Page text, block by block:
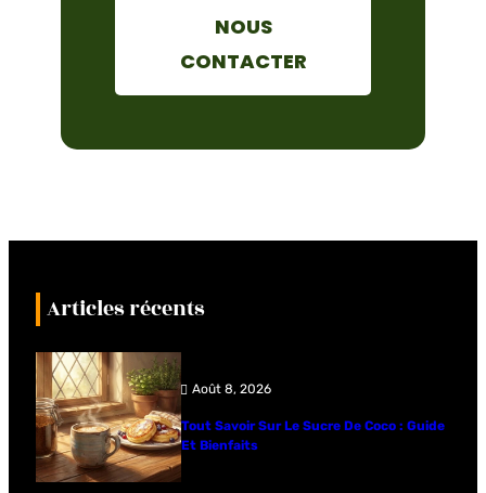
NOUS
CONTACTER
Articles récents
Août 8, 2026
Tout Savoir Sur Le Sucre De Coco : Guide
Et Bienfaits